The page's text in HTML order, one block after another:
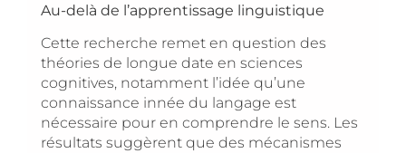
Au-delà de l’apprentissage linguistique
Cette recherche remet en question des
théories de longue date en sciences
cognitives, notamment l’idée qu’une
connaissance innée du langage est
nécessaire pour en comprendre le sens. Les
résultats suggèrent que des mécanismes